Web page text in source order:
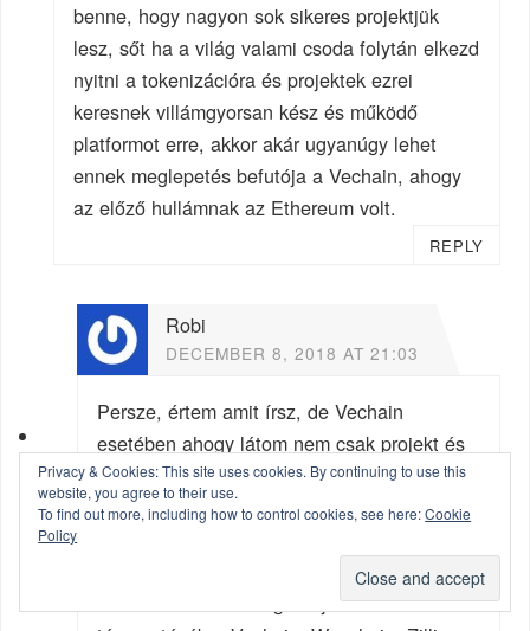
benne, hogy nagyon sok sikeres projektjük
lesz, sőt ha a világ valami csoda folytán elkezd
nyitni a tokenizációra és projektek ezrei
keresnek villámgyorsan kész és működő
platformot erre, akkor akár ugyanúgy lehet
ennek meglepetés befutója a Vechain, ahogy
az előző hullámnak az Ethereum volt.
REPLY
Robi
DECEMBER 8, 2018 AT 21:03
Persze, értem amit írsz, de Vechain
esetében ahogy látom nem csak projekt és
ígéret van, hanem meló és háttér.
Amennyire persze én innen meg tudom
Én azt látom, hogy Kína nagyon belekezdett
a blokklánc technológia fejlesztésének
Privacy & Cookies: This site uses cookies. By continuing to use this
website, you agree to their use.
To find out more, including how to control cookies, see here:Cookie
Policy